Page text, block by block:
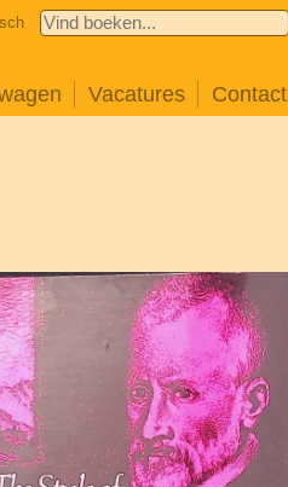
Vacatures Contact